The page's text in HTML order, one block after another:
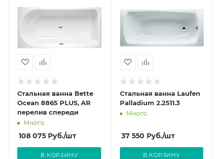
Стальная ванна Bette
Ocean 8865 PLUS, AR
перелив спереди
Много
108 075 Руб./шт
В КОРЗИНУ
Стальная ванна Laufen
Palladium 2.2511.3
Много
37 550 Руб./шт
В КОРЗИНУ